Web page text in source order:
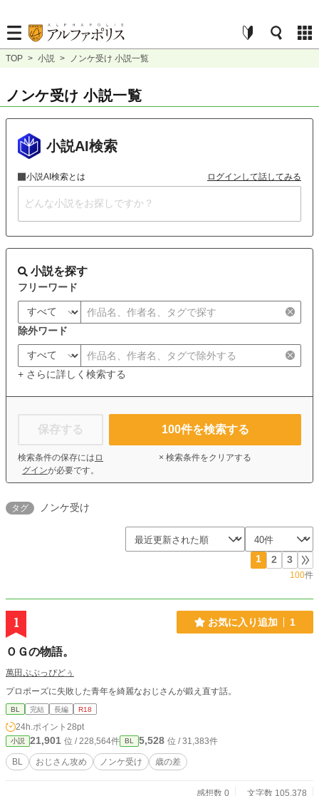
TOP > 小説 > ノンケ受け 小説一覧
ノンケ受け 小説一覧
小説AI検索
小説AI検索とは ログインして話してみる
小説を探す
フリーワード
除外ワード
+ さらに詳しく検索する
保存する
検索条件の保存には ロ
グインが必要です。
100件を検索する
× 検索条件をクリアする
タグ ノンケ受け
1 2 3
100件
1 お気に入り追加 1
ＯＧの物語。
萬田ぷぷっぴどぅ
プロポーズに失敗した青年を綺麗なおじさんが鍛え直す話。
BL 完結 長編 R18
24h.ポイント 28pt
小説 21,901 位 / 228,564件 BL 5,528 位 / 31,383件
BL おじさん攻め ノンケ受け 歳の差
感想数 0
文字数 105,378